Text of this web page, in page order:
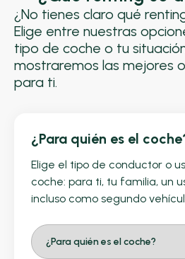
¿No tienes claro qué
Elige entre nuestras
tipo de coche o tu
mostraremos las mejores
para ti.
¿Para quién es el
Elige el tipo de conductor o
coche: para ti, tu familia, un
incluso como segundo